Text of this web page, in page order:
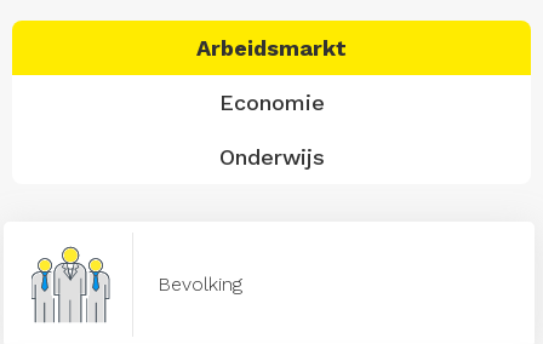
Arbeidsmarkt
Economie
Onderwijs
Bevolking